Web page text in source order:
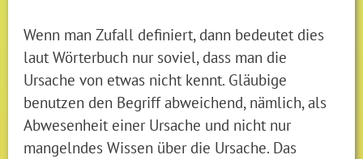
Wenn man Zufall definiert, dann bedeutet dies
laut Wörterbuch nur soviel, dass man die
Ursache von etwas nicht kennt. Gläubige
benutzen den Begriff abweichend, nämlich, als
Abwesenheit einer Ursache und nicht nur
mangelndes Wissen über die Ursache. Das